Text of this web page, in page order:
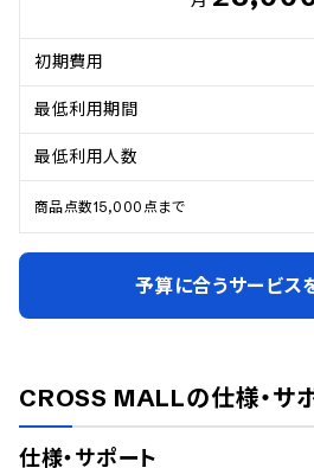
初期費用
最低利用期間
最低利用人数
商品点数15,000点まで
予算に合うサービス
CROSS MALLの仕様・サ
仕様・サポート